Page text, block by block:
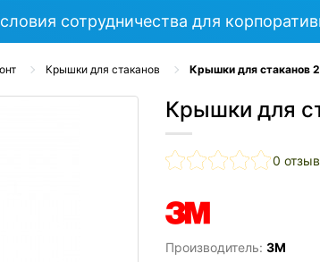
сотрудничества для
Крышки для стаканов Крышки для стаканов
Крышки для
0
Производитель: 3M